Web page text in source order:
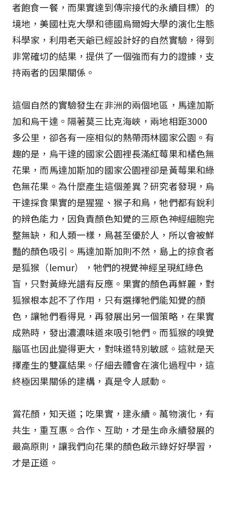
者飽食一餐，而果實達到傳宗接代的永續目標）的
境地，美國杜克大學和德國烏爾姆大學的演化生態
科學家，利用老天爺已經設計好的自然實驗，得到
非常確切的結果，提供了一個強而有力的證據，支
持兩者的因果關係。
這個自然的實驗發生在非洲的兩個地區，馬達加斯
加和烏干達。隔著莫三比克海峽，兩地相距3000
多公里，卻各有一座相似的熱帶雨林國家公園。有
趣的是，烏干達的國家公園裡長滿紅莓果和橘色無
花果，而馬達加斯加的國家公園裡卻是黃莓果和綠
色無花果。為什麼產生這個差異？研究者發現，烏
干達採食果實的是猩猩、猴子和鳥，牠們都有銳利
的辨色能力，因負責顏色知覺的三原色神經細胞完
整無缺，和人類一樣，鳥甚至優於人，所以會被鮮
豔的顏色吸引。馬達加斯加則不然，島上的掠食者
是狐猴（lemur），牠們的視覺神經呈現紅綠色
盲，只對黃綠光譜有反應。果實的顏色再鮮麗，對
狐猴根本起不了作用，只有選擇牠們能知覺的顏
色，讓牠們看得見，再發展出另一個策略，在果實
成熟時，發出濃濃味道來吸引牠們。而狐猴的嗅覺
腦區也因此變得更大，對味道特別敏感。這就是天
擇產生的雙贏結果。仔細去體會在演化過程中，這
終極因果關係的建構，真是令人感動。
賞花顏，知天道；吃果實，建永續。萬物演化，有
共生，重互惠。合作、互助，才是生命永續發展的
最高原則，讓我們向花果的顏色啟示錄好好學習，
才是正道。